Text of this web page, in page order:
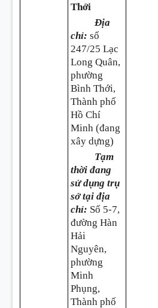
Thới
Địa
chỉ: số
247/25 Lạc
Long Quân,
phường
Bình Thới,
Thành phố
Hồ Chí
Minh (đang
xây dựng)
Tạm
thời đang
sử dụng trụ
sở tại địa
chỉ: Số 5-7,
đường Hàn
Hải
Nguyên,
phường
Minh
Phụng,
Thành phố